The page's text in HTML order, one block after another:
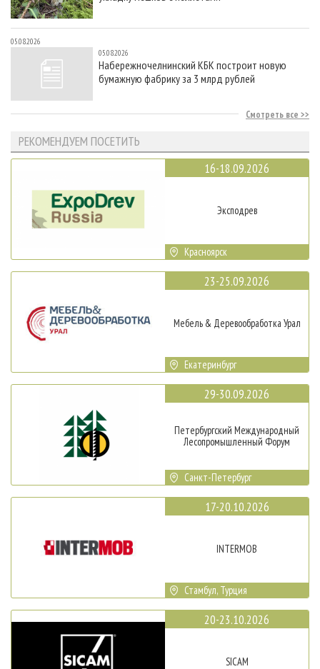
05.08.2026
05.08.2026
Набережночелнинский КБК построит новую
бумажную фабрику за 3 млрд рублей
Смотреть все
РЕКОМЕНДУЕМ ПОСЕТИТЬ
16-18.09.2026
Эксподрев
Красноярск
23-25.09.2026
Мебель & Деревообработка Урал
Екатеринбург
29-30.09.2026
Петербургский Международный
Лесопромышленный Форум
Санкт-Петербург
17-20.10.2026
INTERMOB
Стамбул, Турция
20-23.10.2026
SICAM